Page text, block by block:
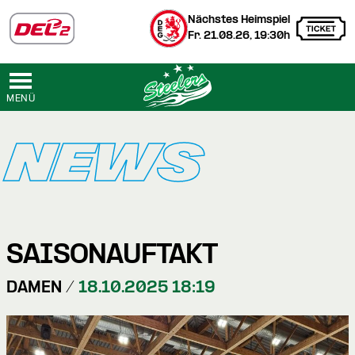
Nächstes Heimspiel
Fr. 21.08.26, 19:30h
MENÜ
NEWS
SAISONAUFTAKT
DAMEN / 18.10.2025 18:19